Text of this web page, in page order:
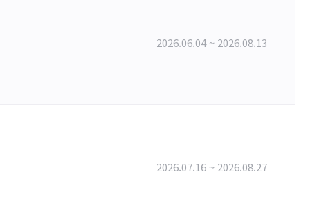
2026.06.04 ~ 2026.08.13
2026.07.16 ~ 2026.08.27